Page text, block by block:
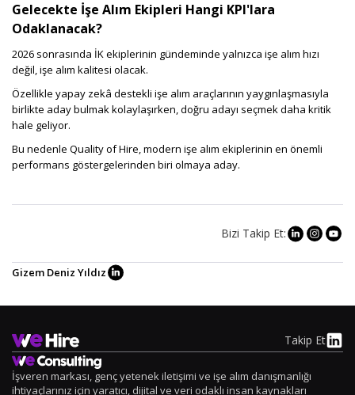
Gelecekte İşe Alım Ekipleri Hangi KPI'lara
Odaklanacak?
2026 sonrasında İK ekiplerinin gündeminde yalnızca işe alım hızı
değil, işe alım kalitesi olacak.
Özellikle yapay zekâ destekli işe alım araçlarının yaygınlaşmasıyla
birlikte aday bulmak kolaylaşırken, doğru adayı seçmek daha kritik
hale geliyor.
Bu nedenle Quality of Hire, modern işe alım ekiplerinin en önemli
performans göstergelerinden biri olmaya aday.
Bizi Takip Et:
Gizem Deniz Yıldız
Takip Et
İşveren markası, genç yetenek iletişimi ve işe alım danışmanlığı
ihtiyaçlarınız için yaratıcı, dijital ve veri odaklı insan kaynakları